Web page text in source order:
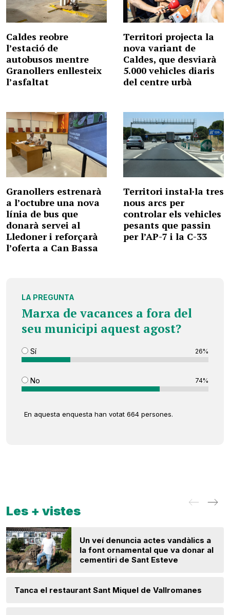
Caldes reobre
l’estació de
autobusos mentre
Granollers enllesteix
l’asfaltat
Territori projecta la
nova variant de
Caldes, que desviarà
5.000 vehicles diaris
del centre urbà
Granollers estrenarà
a l’octubre una nova
línia de bus que
donarà servei al
Lledoner i reforçarà
l’oferta a Can Bassa
Territori instal·la tres
nous arcs per
controlar els vehicles
pesants que passin
per l’AP-7 i la C-33
LA PREGUNTA
Marxa de vacances a fora del
seu municipi aquest agost?
Sí 26%
No 74%
En aquesta enquesta han votat 664 persones.
Les + vistes
Un veí denuncia actes vandàlics a
la font ornamental que va donar al
cementiri de Sant Esteve
Tanca el restaurant Sant Miquel de Vallromanes